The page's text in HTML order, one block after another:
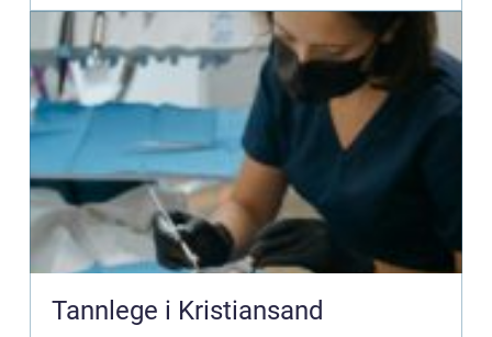
Tannlege i Kristiansand